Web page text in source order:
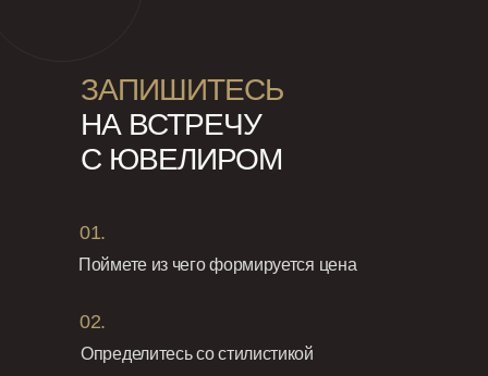
ЗАПИШИТЕСЬ
НА ВСТРЕЧУ
С ЮВЕЛИРОМ
Поймете из чего формируется цена
01.
02.
Определитесь со стилистикой